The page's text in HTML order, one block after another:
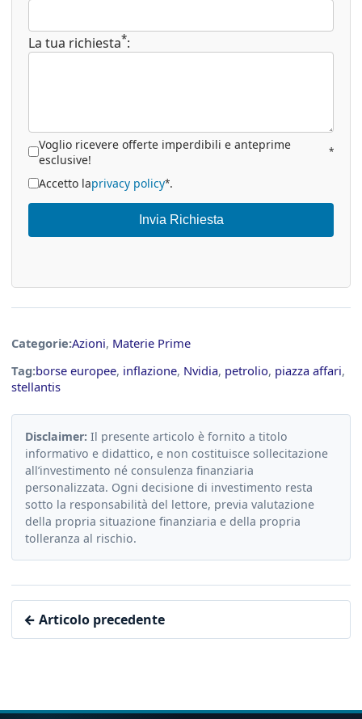
La tua richiesta*:
Voglio ricevere offerte imperdibili e anteprime
esclusive!
*
Accetto laprivacy policy*.
Invia Richiesta
Categorie:Azioni, Materie Prime
Tag:borse europee, inflazione, Nvidia, petrolio, piazza affari,
stellantis
Disclaimer: Il presente articolo è fornito a titolo
informativo e didattico, e non costituisce sollecitazione
all’investimento né consulenza finanziaria
personalizzata. Ogni decisione di investimento resta
sotto la responsabilità del lettore, previa valutazione
della propria situazione finanziaria e della propria
tolleranza al rischio.
← Articolo precedente